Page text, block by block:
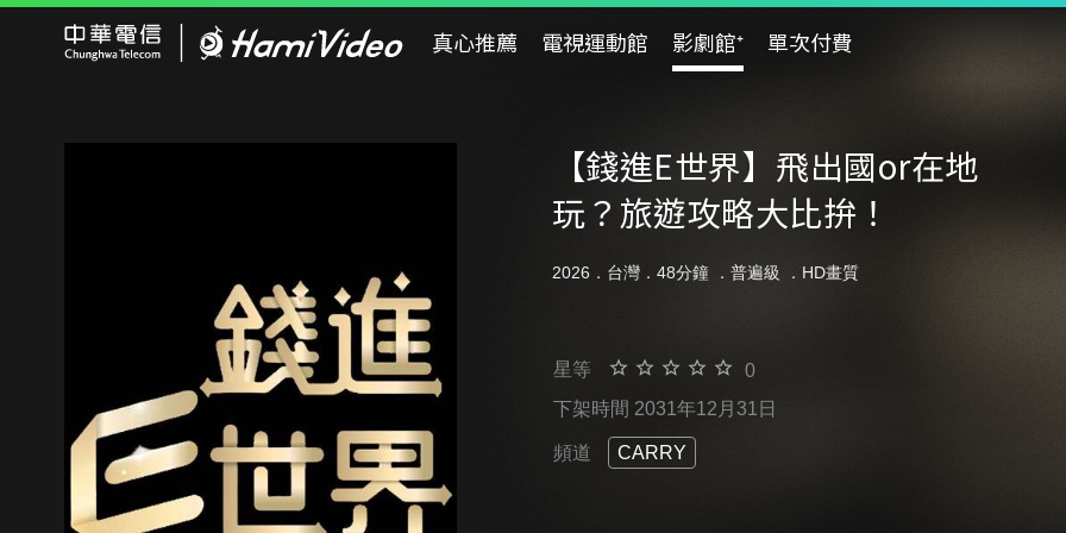
真心推薦 電視運動館 影劇館⁺ 單次付費
【錢進E世界】飛出國or在地
玩？旅遊攻略大比拚！
2026．台灣．48分鐘 ． 普遍級 ．HD畫質
星等
0
下架時間 2031年12月31日
頻道 CARRY